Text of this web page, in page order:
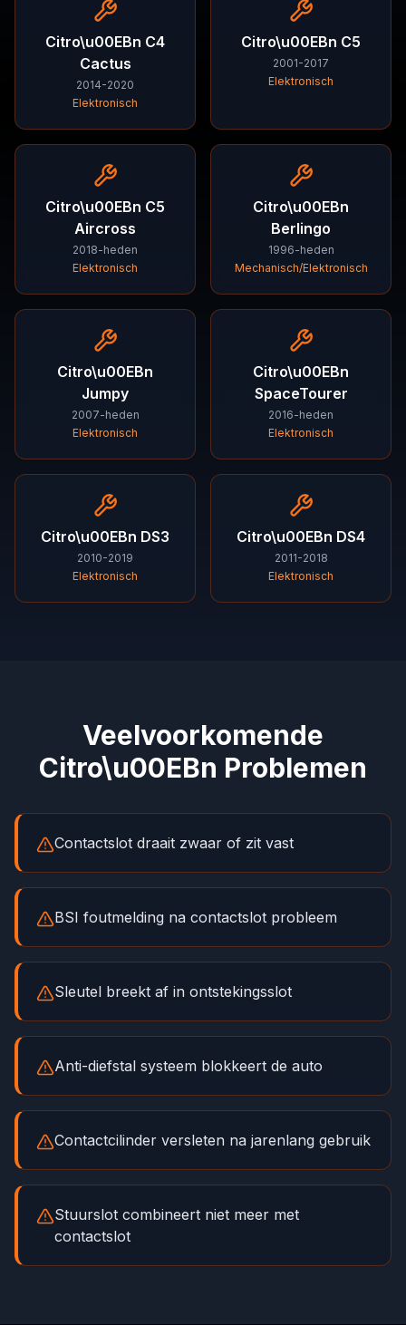
Citro\u00EBn C4
Cactus
2014-2020
Elektronisch
Citro\u00EBn C5
2001-2017
Elektronisch
Citro\u00EBn C5
Aircross
2018-heden
Elektronisch
Citro\u00EBn
Berlingo
1996-heden
Mechanisch/Elektronisch
Citro\u00EBn
Jumpy
2007-heden
Elektronisch
Citro\u00EBn
SpaceTourer
2016-heden
Elektronisch
Citro\u00EBn DS3
2010-2019
Elektronisch
Citro\u00EBn DS4
2011-2018
Elektronisch
Veelvoorkomende
Citro\u00EBn Problemen
Contactslot draait zwaar of zit vast
BSI foutmelding na contactslot probleem
Sleutel breekt af in ontstekingsslot
Anti-diefstal systeem blokkeert de auto
Contactcilinder versleten na jarenlang gebruik
Stuurslot combineert niet meer met
contactslot